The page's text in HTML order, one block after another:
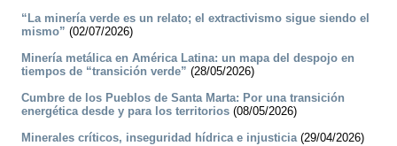
“La minería verde es un relato; el extractivismo sigue siendo el
mismo” (02/07/2026)
Minería metálica en América Latina: un mapa del despojo en
tiempos de “transición verde” (28/05/2026)
Cumbre de los Pueblos de Santa Marta: Por una transición
energética desde y para los territorios (08/05/2026)
Minerales críticos, inseguridad hídrica e injusticia(29/04/2026)